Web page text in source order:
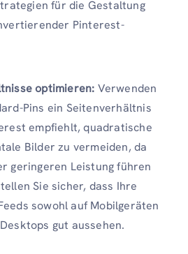
für die Gestaltung
Pinterest-
optimieren: Verwenden
Pins ein Seitenverhältnis
empfiehlt, quadratische
Bilder zu vermeiden, da
geringeren Leistung führen
Sie sicher, dass Ihre
sowohl auf Mobilgeräten
gut aussehen.